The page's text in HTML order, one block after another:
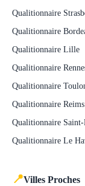
Qualitionnaire
Qualitionnaire
Qualitionnaire Lille
Qualitionnaire
Qualitionnaire
Qualitionnaire Reims
Qualitionnaire
Qualitionnaire Le
📍Villes Proches